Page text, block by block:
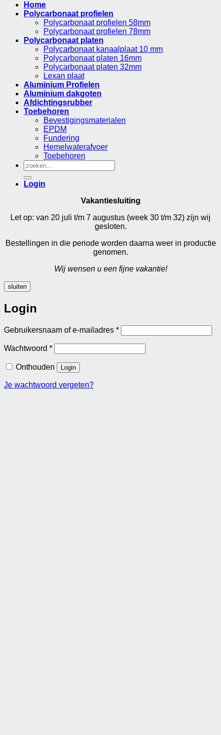
Home
Polycarbonaat profielen
Polycarbonaat profielen 58mm
Polycarbonaat profielen 78mm
Polycarbonaat platen
Polycarbonaat kanaalplaat 10 mm
Polycarbonaat platen 16mm
Polycarbonaat platen 32mm
Lexan plaat
Aluminium Profielen
Aluminium dakgoten
Afdichtingsrubber
Toebehoren
Bevestigingsmaterialen
EPDM
Fundering
Hemelwaterafvoer
Toebehoren
Zoeken
naar:
Login
Vakantiesluiting
Let op: van 20 juli t/m 7 augustus (week 30 t/m 32) zijn wij
gesloten.
Bestellingen in die periode worden daarna weer in productie
genomen.
Wij wensen u een fijne vakantie!
sluiten
Login
Gebruikersnaam of e-mailadres *Vereist
Wachtwoord *Vereist
Onthouden Login
Je wachtwoord vergeten?